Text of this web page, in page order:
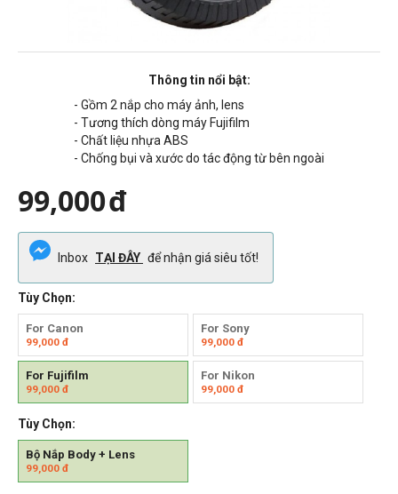
Thông tin nổi bật:
- Gồm 2 nắp cho máy ảnh, lens
- Tương thích dòng máy Fujifilm
- Chất liệu nhựa ABS
- Chống bụi và xước do tác động từ bên ngoài
99,000đ
Inbox TẠI ĐÂY để nhận giá siêu tốt!
Tùy Chọn:
For Canon
99,000 đ
For Sony
99,000đ
For Fujifilm
99,000 đ
For Nikon
99,000đ
Tùy Chọn:
Bộ Nắp Body + Lens
99,000 đ